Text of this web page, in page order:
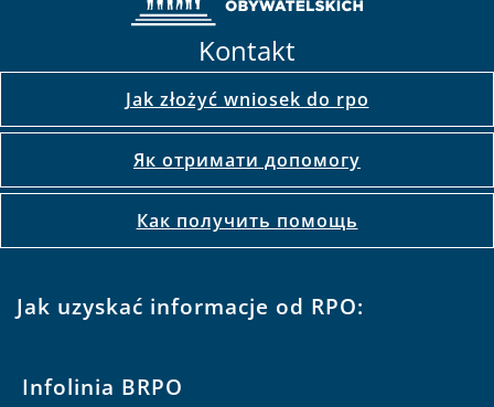
Kontakt
Jak złożyć wniosek do rpo
Як отримати допомогу
Как получить помощь
Jak uzyskać informacje od RPO:
Infolinia BRPO